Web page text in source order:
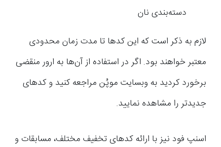
دسته‌بندی نان
لازم به ذکر است که این کدها تا مدت زمان محدودی
معتبر خواهند بود. اگر در استفاده از آن‌ها به ارور منقضی
برخورد کردید به وبسایت موپُن مراجعه کنید و کدهای
جدیدتر را مشاهده نمایید.
اسنپ فود نیز با ارائه کدهای تخفیف مختلف، مسابقات و